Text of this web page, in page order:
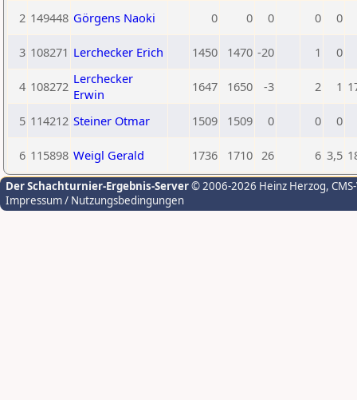
2 149448 Görgens Naoki 0 0 0 0 0
3 108271 Lerchecker Erich 1450 1470 -20 1 0
4 108272 Lerchecker
Erwin
1647 1650 -3 2 1
5 114212 Steiner Otmar 1509 1509 0 0 0
6 115898 Weigl Gerald 1736 1710 26 6 3,5
Der Schachturnier-Ergebnis-Server© 2006-2026 Heinz Herzog,
Impressum / Nutzungsbedingungen